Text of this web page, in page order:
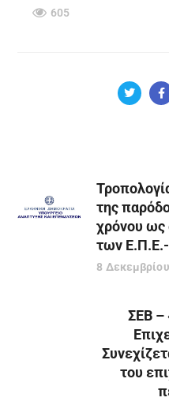
605
της
χρόνου ως
των Ε.Π.Ε.-
8
ΣΕΒ –
του